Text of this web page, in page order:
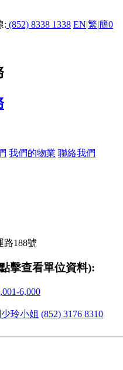
: (852) 8338 1338 EN|繁|簡0
我們的物業 聯絡我們
路188號
擊查看單位資料):
6,000
玲小姐 (852) 3176 8310